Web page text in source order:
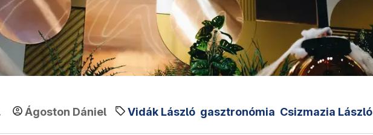
Ágoston Dániel Vidák László gasztronómia Csizmazia László